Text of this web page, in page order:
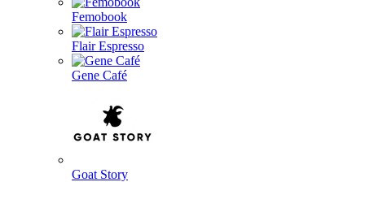
Femobook
Flair Espresso
Gene Café
Goat Story